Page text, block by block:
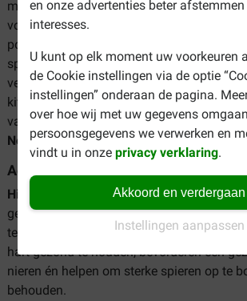
en onze advertenties beter
interesses.
U kunt op elk moment uw voorkeuren
de Cookie instellingen via de optie
instellingen” onderaan de pagina.
over hoe wij met uw gegevens
persoonsgegevens we verwerken en
vindt u in onzeprivacy verklaring.
Akkoord en verdergaan
Instellingen aanpassen
maanden. Dit voer bevat alle
voor opgroeiende kittens én voor de
poes. Het ondersteunt het
spijsvertering en een gezond hart. Hill's
verkrijgbaar in de smaken kip en tonijn.
kittens is erHill's Sterilised . Op zoek naar
variant? Ook daar heeft Hill's aan
No Grain!
Adult
Hill's Science Plan Adultis speciaal
gezondheid van katten tussen de 1 en 6
te ondersteunen. De kattenbrokken helpen
hart gezond te houden, bevorderen een
nieren én helpen om sterke spieren op te
behouden.